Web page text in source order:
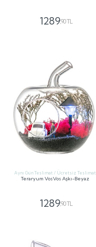
1289,90 TL
Aynı Gün Teslimat / Ücretsiz Teslimat
Teraryum VosVos Aşkı-Beyaz
1289,90 TL